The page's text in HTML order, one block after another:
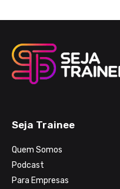
Seja Trainee
Quem Somos
Podcast
Para Empresas